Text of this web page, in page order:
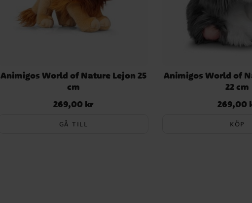
Animigos World of Nature Lejon 25
cm
Pris:269,00 kr
269,00 kr
GÅ TILL
Animigos World of
22 cm
Pris:269,00
269,00
KÖP